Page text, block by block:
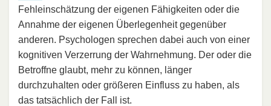
Fehleinschätzung der eigenen Fähigkeiten oder die
Annahme der eigenen Überlegenheit gegenüber
anderen. Psychologen sprechen dabei auch von einer
kognitiven Verzerrung der Wahrnehmung. Der oder die
Betroffne glaubt, mehr zu können, länger
durchzuhalten oder größeren Einfluss zu haben, als
das tatsächlich der Fall ist.